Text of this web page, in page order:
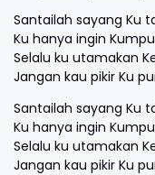
Santailah sayang Ku
Ku hanya ingin
Selalu ku utamakan
Jangan kau pikir Ku
Santailah sayang Ku
Ku hanya ingin
Selalu ku utamakan
Jangan kau pikir Ku